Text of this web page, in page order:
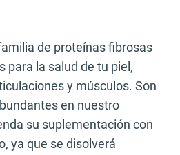
de proteínas fibrosas
para la salud de tu piel,
y músculos. Son
en nuestro
su suplementación con
ya que se disolverá